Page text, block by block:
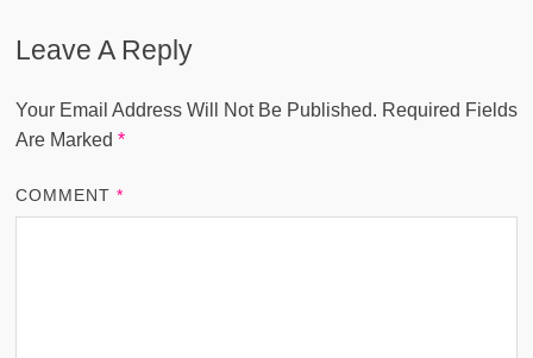
Leave A Reply
Your Email Address Will Not Be Published. Required Fields
Are Marked *
COMMENT*